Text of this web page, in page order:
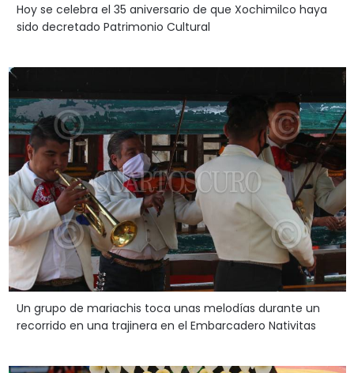
Hoy se celebra el 35 aniversario de que Xochimilco haya
sido decretado Patrimonio Cultural
Un grupo de mariachis toca unas melodías durante un
recorrido en una trajinera en el Embarcadero Nativitas